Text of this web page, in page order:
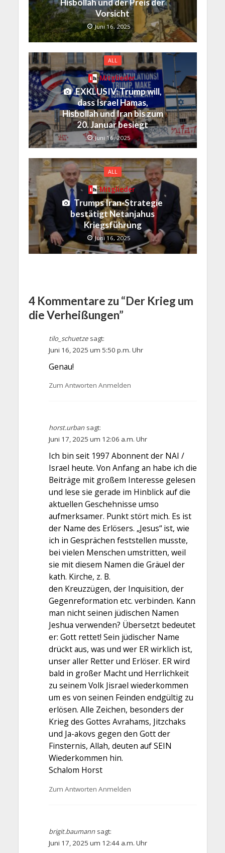
Hisbollah und der Preis der
Vorsicht
Juni 16, 2025
ALL
Mitglieder
EXKLUSIV: Trump will,
dass Israel Hamas,
Hisbollah und Iran bis zum
20. Januar besiegt
Juni 16, 2025
ALL
Mitglieder
Trumps Iran-Strategie
bestätigt Netanjahus
Kriegsführung
Juni 16, 2025
4 Kommentare zu “Der Krieg um
die Verheißungen”
tilo_schuetze sagt:
Juni 16, 2025 um 5:50 p.m. Uhr
Genau!
Zum Antworten Anmelden
horst.urban sagt:
Juni 17, 2025 um 12:06 a.m. Uhr
Ich bin seit 1997 Abonnent der NAI /
Israel heute. Von Anfang an habe ich die
Beiträge mit großem Interesse gelesen
und lese sie gerade im Hinblick auf die
aktuellen Geschehnisse umso
aufmerksamer. Punkt stört mich. Es ist
der Name des Erlösers. „Jesus“ ist, wie
ich in Gesprächen feststellen musste,
bei vielen Menschen umstritten, weil
sie mit diesem Namen die Gräuel der
kath. Kirche, z. B.
den Kreuzzügen, der Inquisition, der
Gegenreformation etc. verbinden. Kann
man nicht seinen jüdischen Namen
Jeshua verwenden? Übersetzt bedeutet
er: Gott rettet! Sein jüdischer Name
drückt aus, was und wer ER wirklich ist,
unser aller Retter und Erlöser. ER wird
bald in großer Macht und Herrlichkeit
zu seinem Volk Jisrael wiederkommen
um es von seinen Feinden endgültig zu
erlösen. Alle Zeichen, besonders der
Krieg des Gottes Avrahams, Jitzchaks
und Ja-akovs gegen den Gott der
Finsternis, Allah, deuten auf SEIN
Wiederkommen hin.
Schalom Horst
Zum Antworten Anmelden
brigit.baumann sagt:
Juni 17, 2025 um 12:44 a.m. Uhr